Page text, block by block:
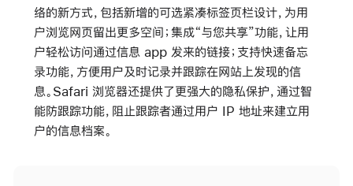
络的新方式，包括新增的可选紧凑标签页栏设计，为用
户浏览网页留出更多空间；集成“与您共享”功能，让用
户轻松访问通过信息 app 发来的链接；支持快速备忘
录功能，方便用户及时记录并跟踪在网站上发现的信
息。Safari 浏览器还提供了更强大的隐私保护，通过智
能防跟踪功能，阻止跟踪者通过用户 IP 地址来建立用
户的信息档案。